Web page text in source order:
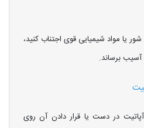
یا مواد شیمیایی قوی اجتناب کنید،
برساند.
در دست یا قرار دادن آن روی